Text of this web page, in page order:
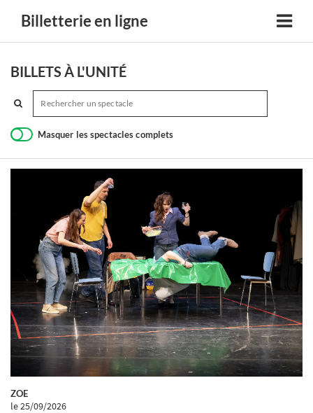
Billetterie en ligne
BILLETS À L'UNITÉ
Masquer les spectacles complets
ZOE
le 25/09/2026